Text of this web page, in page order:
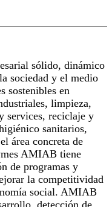
sólido, dinámico
sociedad y el medio
sostenibles en
limpieza,
services, reciclaje y
sanitarios,
área concreta de
AMIAB tiene
de programas y
la competitividad
social. AMIAB
detección de